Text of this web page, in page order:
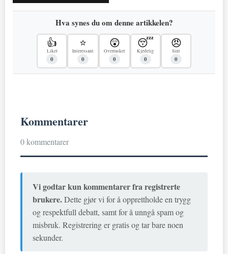
Hva synes du om denne artikkelen?
👍
Liker
0
⭐
Interessant
0
😲
Overrasket
0
😴
Kjedelig
0
😠
Sint
0
Kommentarer
0 kommentarer
Vi godtar kun kommentarer fra registrerte
brukere.Dette gjør vi for å opprettholde en trygg
og respektfull debatt, samt for å unngå spam og
misbruk. Registrering er gratis og tar bare noen
sekunder.